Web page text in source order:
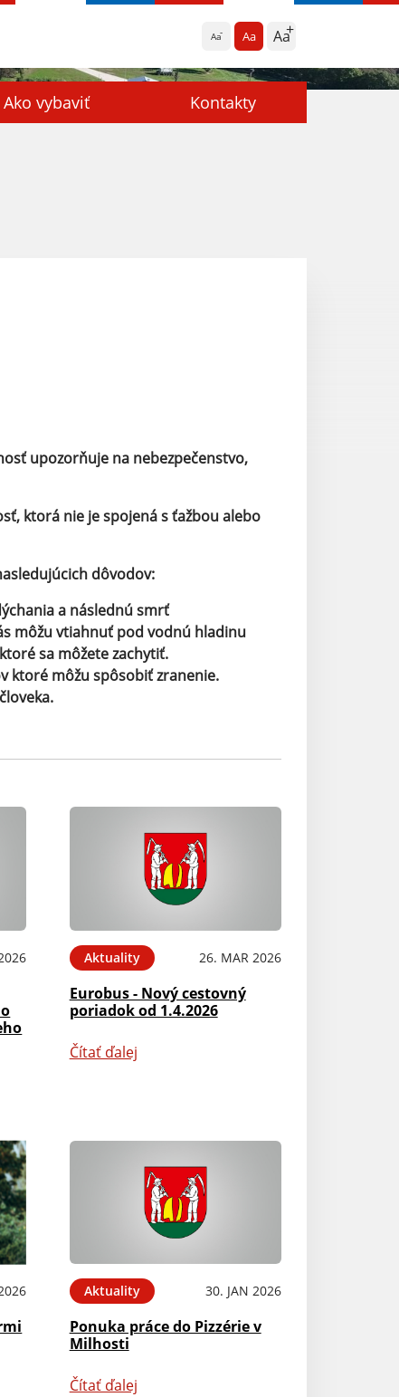
Aa Aa Aa
Ako vybaviť Kontakty
upozorňuje na nebezpečenstvo,
ktorá nie je spojená s ťažbou alebo
dôvodov:
a následnú smrť
môžu vtiahnuť pod vodnú hladinu
sa môžete zachytiť.
ktoré môžu spôsobiť zranenie.
Aktuality 26. MAR 2026
Eurobus - Nový cestovný
poriadok od 1.4.2026
Čítať ďalej
Aktuality 30. JAN 2026
Ponuka práce do Pizzérie v
Milhosti
Čítať ďalej